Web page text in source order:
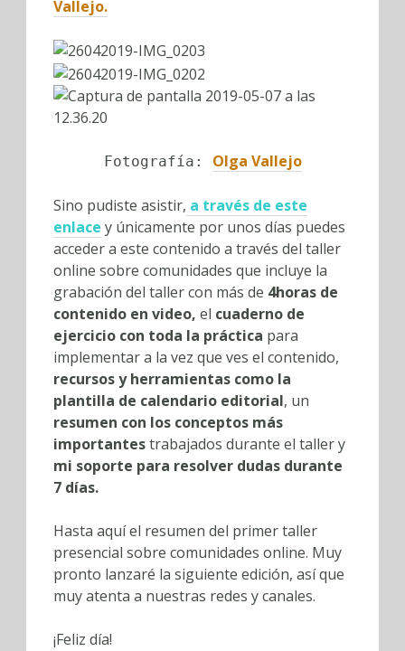
Vallejo.
Fotografía: Olga Vallejo
Sino pudiste asistir, a través de este
enlace y únicamente por unos días puedes
acceder a este contenido a través del taller
online sobre comunidades que incluye la
grabación del taller con más de 4horas de
contenido en video, el cuaderno de
ejercicio con toda la práctica para
implementar a la vez que ves el contenido,
recursos y herramientas como la
plantilla de calendario editorial, un
resumen con los conceptos más
importantestrabajados durante el taller y
mi soporte para resolver dudas durante
7 días.
Hasta aquí el resumen del primer taller
presencial sobre comunidades online. Muy
pronto lanzaré la siguiente edición, así que
muy atenta a nuestras redes y canales.
¡Feliz día!